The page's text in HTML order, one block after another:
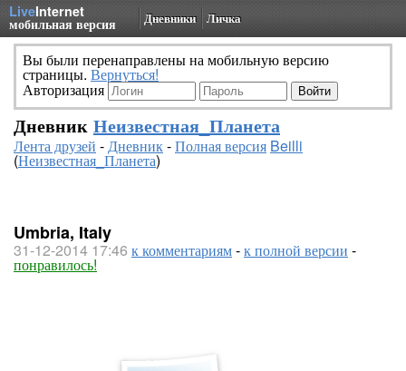
LiveInternet
мобильная версия Дневники Личка
Вы были перенаправлены на мобильную версию
страницы. Вернуться!
Авторизация
Дневник Неизвестная_Планета
Лента друзей -Дневник-Полная версия Beilli
(Неизвестная_Планета)
Umbria, Italy
31-12-2014 17:46 к комментариям-к полной версии -
понравилось!